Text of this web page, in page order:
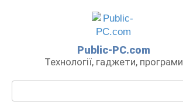
Public-PC.com
Технології, гаджети, програми